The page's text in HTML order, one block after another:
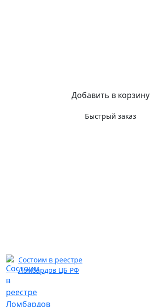
Добавить в корзину
Быстрый заказ
Состоим в реестре
Ломбардов ЦБ РФ